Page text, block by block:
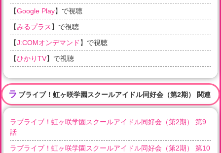
【Google Play】で視聴
【みるプラス 】で視聴
【J:COMオンデマンド 】で視聴
【ひかりTV】で視聴
ラ ブライブ！虹ヶ咲学園スクールアイドル同好会（第2期） 関連
ラブライブ！虹ヶ咲学園スクールアイドル同好会（第2期） 第9
話
ラブライブ！虹ヶ咲学園スクールアイドル同好会（第2期） 第10